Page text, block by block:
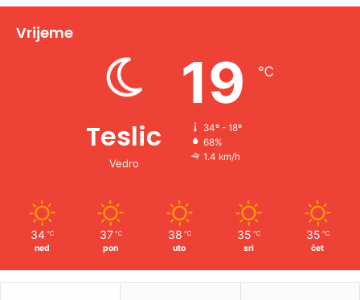
vVrijeme
Teslic
Vedro
19 ℃
34º - 18º
68%
1.4 km/h
34 ℃
ned
37 ℃
pon
38 ℃
uto
35 ℃
sri
35 ℃
čet